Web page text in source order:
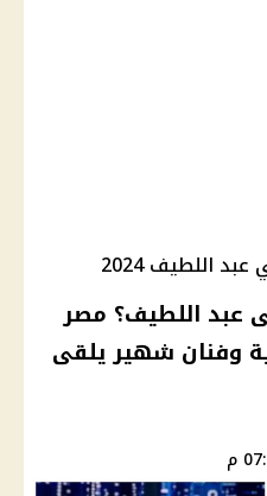
اللطيف 2024
عبد اللطيف؟ مصر
وفنان شهير يلقى